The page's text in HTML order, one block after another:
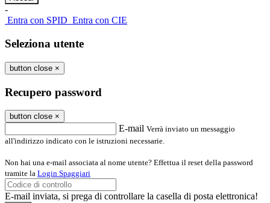
-
Entra con SPID Entra con CIE
Seleziona utente
button close ×
Recupero password
button close ×
E-mail Verrà inviato un messaggio
all'indirizzo indicato con le istruzioni necessarie.
Non hai una e-mail associata al nome utente? Effettua il reset della password
tramite la Login Spaggiari
E-mail inviata, si prega di controllare la casella di posta elettronica!